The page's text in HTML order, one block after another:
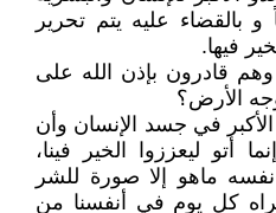
و بالقضاء عليه يتم تحرير
فيها.
قادرون بإذن الله على
الأرض؟
في جسد الإنسان وأن
أتو ليعززوا الخير فينا،
نفسه ماهو إلا صورة للشر
كل يوم في أنفسنا من